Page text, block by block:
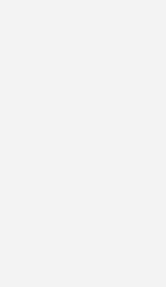
gebündelt und
einverstanden, über
eine Abmeldung ist
mit Daten finden Sie